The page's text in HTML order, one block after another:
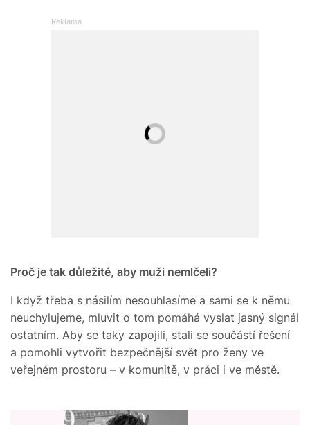
Proč je tak důležité, aby muži nemlčeli?
I když třeba s násilím nesouhlasíme a sami se k němu
neuchylujeme, mluvit o tom pomáhá vyslat jasný signál
ostatním. Aby se taky zapojili, stali se součástí řešení
a pomohli vytvořit bezpečnější svět pro ženy ve
veřejném prostoru – v komunitě, v práci i ve městě.